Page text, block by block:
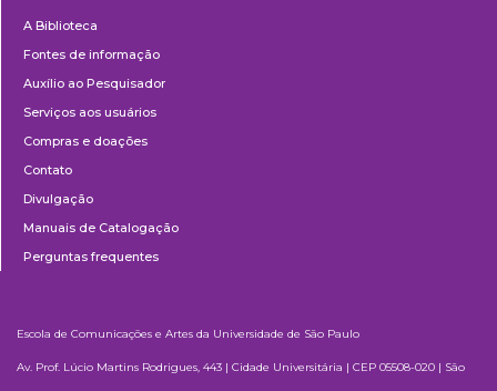
A Biblioteca
Fontes de informação
Auxílio ao Pesquisador
Serviços aos usuários
Compras e doações
Contato
Divulgação
Manuais de Catalogação
Perguntas frequentes
Escola de Comunicações e Artes da Universidade de São Paulo
Av. Prof. Lúcio Martins Rodrigues, 443 | Cidade Universitária | CEP 05508-020 | São